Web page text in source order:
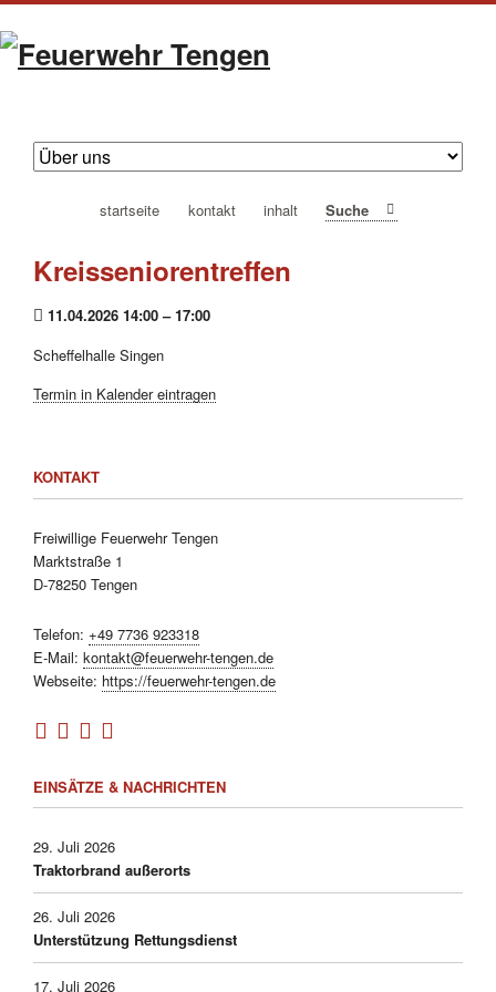
navigation
startseite kontakt inhalt
Kreisseniorentreffen
11.04.2026 14:00 – 17:00
Scheffelhalle Singen
Termin in Kalender eintragen
KONTAKT
Freiwillige Feuerwehr Tengen
Marktstraße 1
D-78250 Tengen
Telefon: +49 7736 923318
E-Mail: kontakt@feuerwehr-tengen.de
Webseite: https://feuerwehr-tengen.de
EINSÄTZE & NACHRICHTEN
29. Juli 2026
Traktorbrand außerorts
26. Juli 2026
Unterstützung Rettungsdienst
17. Juli 2026